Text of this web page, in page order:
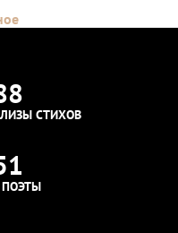
СТИХОВ
ПОЭТЫ